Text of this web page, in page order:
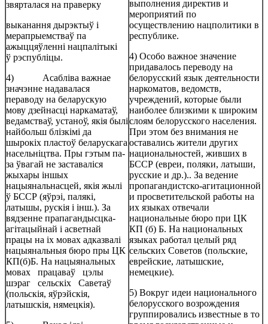
звярталася на праверку
выканання дырэктыў і
мерапрыемстваў па
ажыццяўленні нацпалітыкі
ў рэспубліцы.
4) Асабліва важнае
значэнне надавалася
пераводу на беларускую
мову дзейнасці наркаматаў,
ведамстваў, устаноў, якія былі
найбольш блізкімі да
шырокіх пластоў беларускага
насельніцтва. Пры гэтым па-
за ўвагай не заставаліся
жыхары іншых
нацыянальнасцей, якія жылі
ў БССР (яўрэі, палякі,
латышы, рускія і інш.). За
вядзенне прапагандысцка-
агітацыйнай і асветнай
працы на іх мовах адказвалі
нацыянальныя бюро пры ЦК
КП(б)Б. На нацыянальных
мовах працаваў цэлы
шэраг сельскіх Саветаў
(польскія, яўрэйскія,
латышскія, нямецкія).
выполнения директив и
мероприятий по
осуществлению нацполитики в
республике.
4) Особо важное значение
придавалось переводу на
белорусский язык деятельности
наркоматов, ведомств,
учреждений, которые были
наиболее близкими к широким
слоям белорусского населения.
При этом без внимания не
оставались жители других
национальностей, живших в
БССР (евреи, поляки, латыши,
русские и др.).. За ведение
пропагандистско-агитационной
и просветительской работы на
их языках отвечали
национальные бюро при ЦК
КП (б) Б. На национальных
языках работал целый ряд
сельских Советов (польские,
еврейские, латышские,
немецкие).
5) Вокруг идеи национального
белорусского возрождения
группировались известные в то